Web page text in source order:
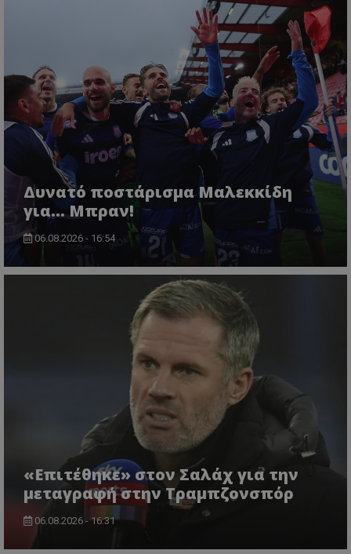
Δυνατό ποστάρισμα Μαλεκκίδη
για... Μπραν!
06.08.2026 - 16:54
«Επιτέθηκε» στον Σαλάχ για την
μεταγραφή στην Τραμπζονσπόρ
06.08.2026 - 16:31